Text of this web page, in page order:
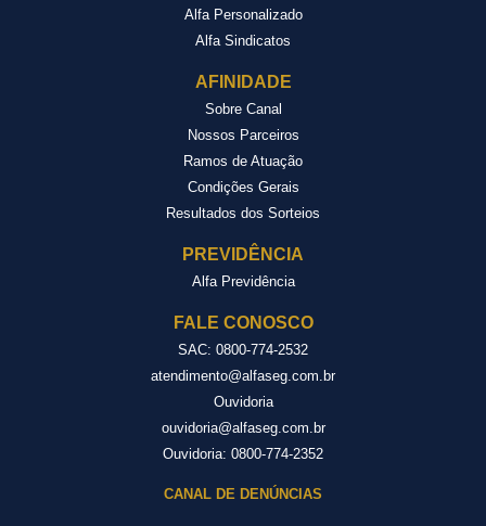
Alfa Personalizado
Alfa Sindicatos
AFINIDADE
Sobre Canal
Nossos Parceiros
Ramos de Atuação
Condições Gerais
Resultados dos Sorteios
PREVIDÊNCIA
Alfa Previdência
FALE CONOSCO
SAC: 0800-774-2532
atendimento@alfaseg.com.br
Ouvidoria
ouvidoria@alfaseg.com.br
Ouvidoria: 0800-774-2352
CANAL DE DENÚNCIAS